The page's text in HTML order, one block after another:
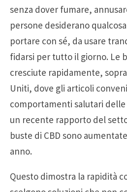
senza dover fumare,
persone desiderano
portare con sé, da usare
fidarsi per tutto il giorno. Le
cresciute rapidamente,
Uniti, dove gli articoli
comportamenti salutari
un recente rapporto del
buste di CBD sono
anno.
Questo dimostra la rapidità